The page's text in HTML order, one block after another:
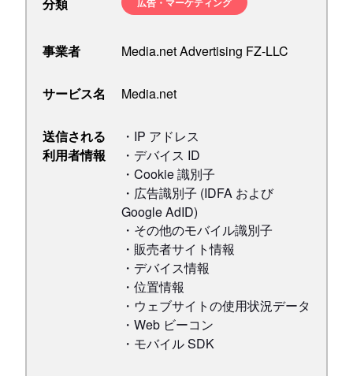
事業者 Media.net Advertising FZ-LLC
サービス名 Media.net
送信される
利用者情報
・IP アドレス
・デバイス ID
・Cookie 識別子
・広告識別子 (IDFA および
Google AdID)
・その他のモバイル識別子
・販売者サイト情報
・デバイス情報
・位置情報
・ウェブサイトの使用状況データ
・Web ビーコン
・モバイル SDK